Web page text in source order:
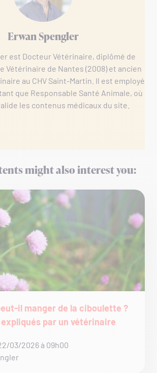
Erwan Spengler
est Docteur Vétérinaire, diplômé de
Vétérinaire de Nantes (2008) et ancien
au CHV Saint-Martin. Il est employé
que Responsable Santé Animale, où
les contenus médicaux du site.
might also interest you:
il manger de la ciboulette ?
par un vétérinaire
03/2026 à 09h00